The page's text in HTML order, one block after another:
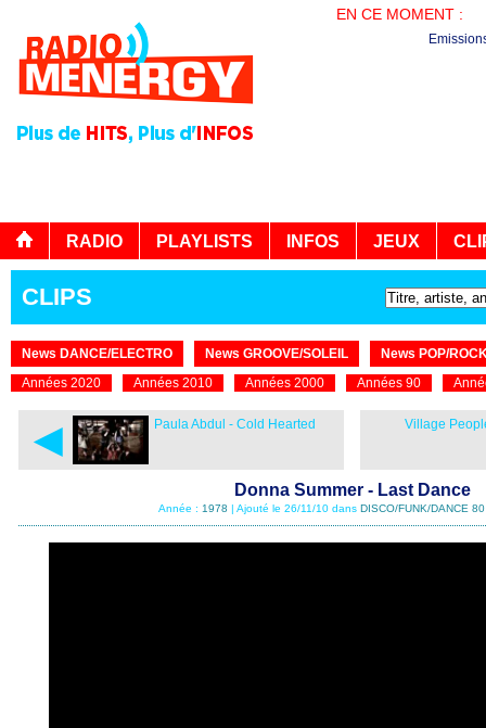
EN CE MOMENT :
RADIO PLAYLISTS INFOS JEUX
CLIPS
News DANCE/ELECTRO News GROOVE/SOLEIL
News POP/
Années 2020
Années 2010 Années 2000 Années 90
◄ Paula Abdul - Cold Hearted Village
Donna Summer - Last Dance
Année : 1978 | Ajouté le 26/11/10 dans DISCO/FUNK/DANCE 80